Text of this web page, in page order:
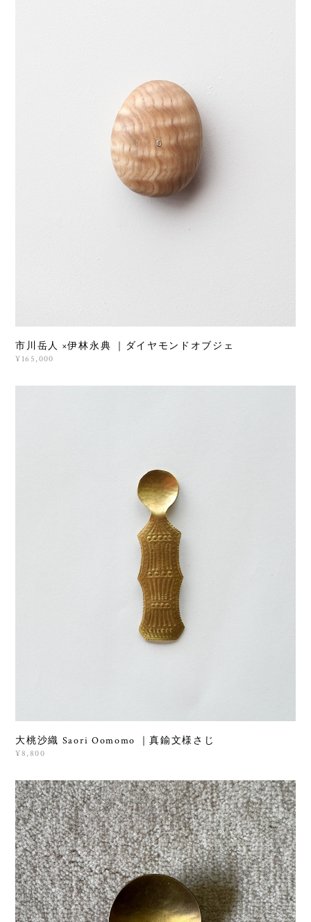
市川岳人 ×伊林永典 ｜ダイヤモンドオブジェ
¥165,000
大桃沙織 Saori Oomomo ｜真鍮文様さじ
¥8,800